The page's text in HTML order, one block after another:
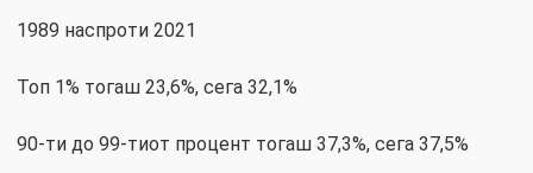
1989 наспроти 2021
Топ 1% тогаш 23,6%, сега 32,1%
90-ти до 99-тиот процент тогаш 37,3%, сега 37,5%